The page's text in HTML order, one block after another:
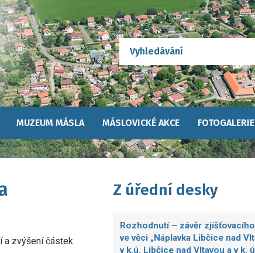
MUZEUM MÁSLA MÁSLOVICKÉ AKCE FOTOGALERIE
a zvýšení částek
Z úřední desky
Rozhodnutí – závěr
ve věci „Náplavka Libčice nad
v k.ú. Libčice nad Vltavou a v k.